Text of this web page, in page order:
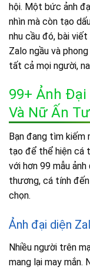
hội. Một bức ảnh
nhìn mà còn tạo
nhu cầu đó, bài
Zalo ngầu và
tất cả mọi người,
99+ Ảnh Đại
Và Nữ Ấn
Bạn đang tìm kiếm
tạo để thể hiện cá
với hơn 99 mẫu
thương, cá tính
chọn.
Ảnh đại diện
Nhiều người trên
mang lại may mắn.